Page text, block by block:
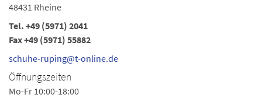
48431 Rheine
Tel. +49 (5971) 2041
Fax +49 (5971) 55882
schuhe-ruping@t-online.de
Öffnungszeiten
Mo-Fr 10:00-18:00